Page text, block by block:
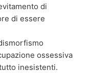
di
di essere
ossessiva
inesistenti.